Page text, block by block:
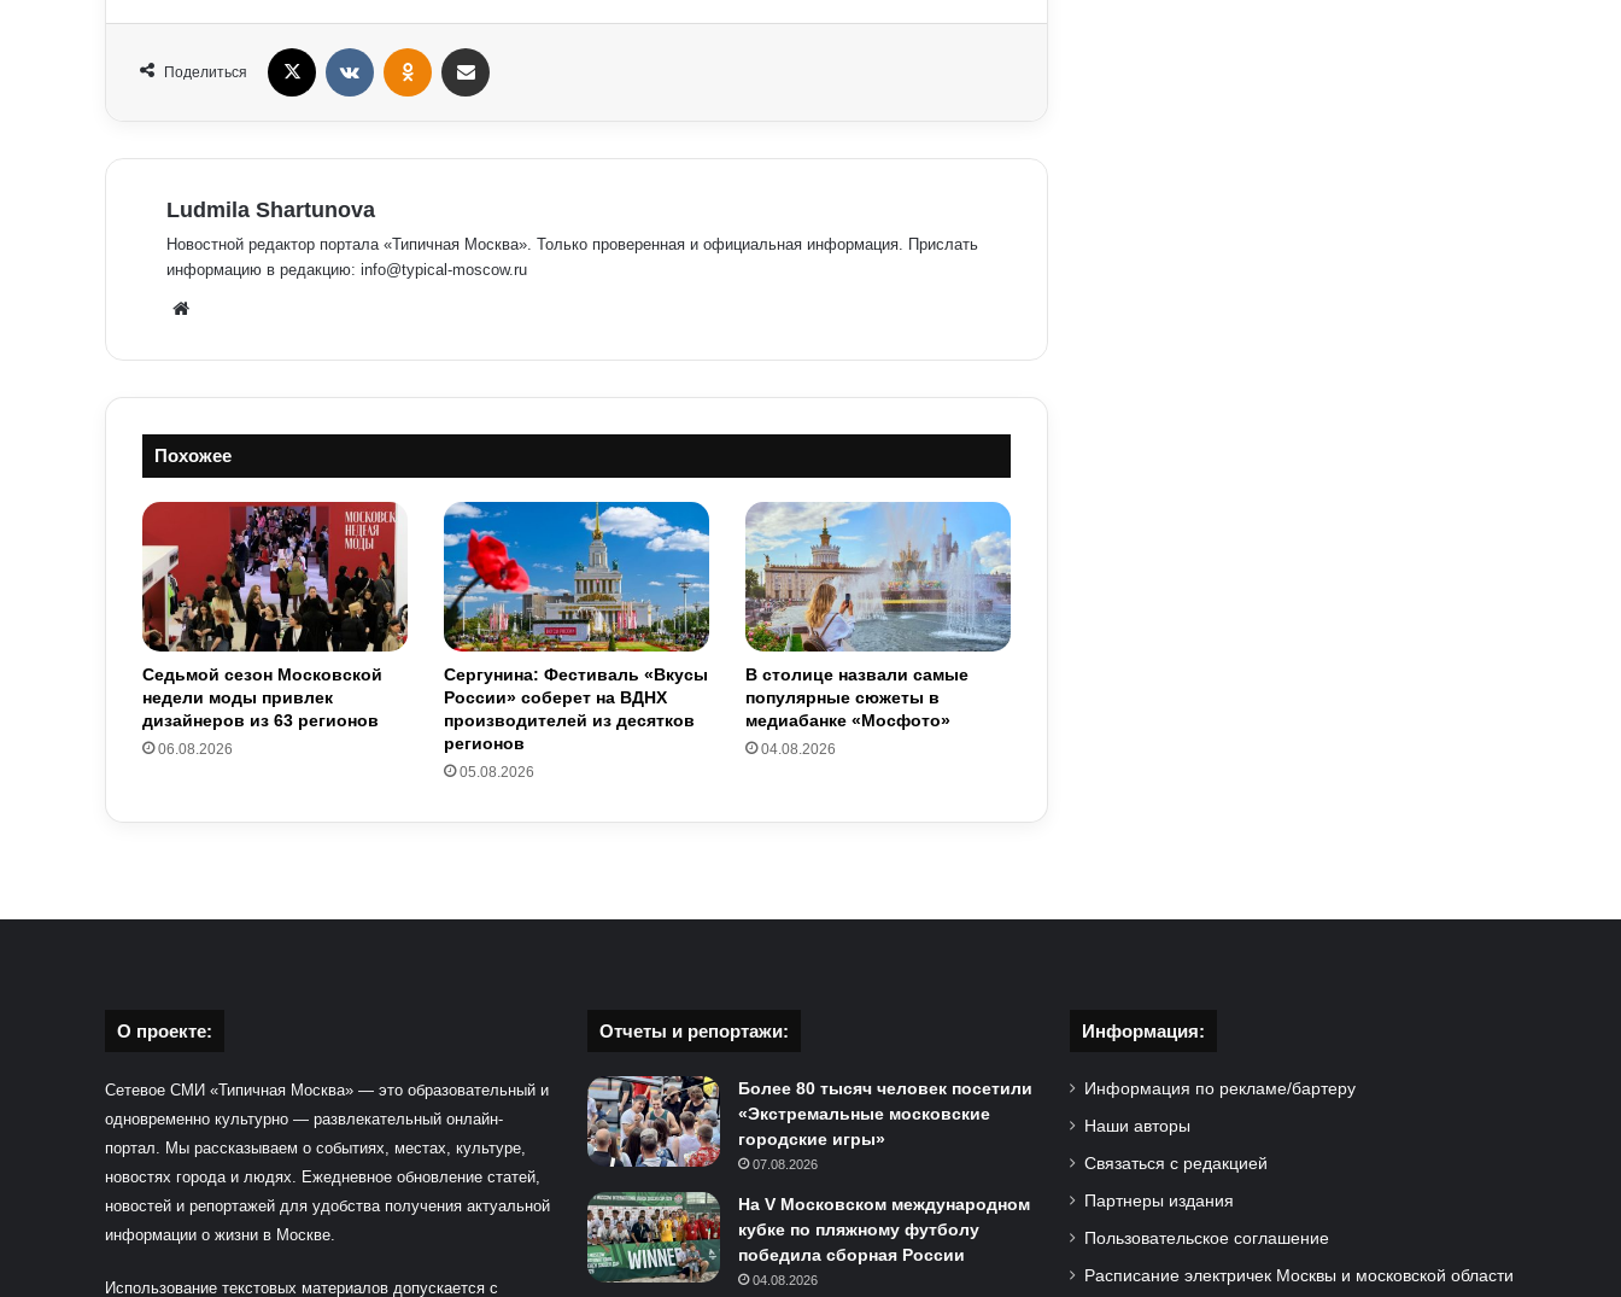
Поделиться
Ludmila Shartunova
Новостной редактор портала «Типичная Москва». Только проверенная и официальная информация. Прислать
информацию в редакцию: info@typical-moscow.ru
e
Похожее
Седьмой сезон Московской
недели моды привлек
дизайнеров из 63 регионов
06.08.2026
Сергунина: Фестиваль «Вкусы
России» соберет на ВДНХ
производителей из десятков
регионов
05.08.2026
В столице назвали самые
популярные сюжеты в
медиабанке «Мосфото»
04.08.2026
О проекте:
Сетевое СМИ «Типичная Москва» — это образовательный и
одновременно культурно — развлекательный онлайн-
портал. Мы рассказываем о событиях, местах, культуре,
новостях города и людях. Ежедневное обновление статей,
новостей и репортажей для удобства получения актуальной
информации о жизни в Москве.
Использование текстовых материалов допускается с
Отчеты и репортажи:
Более 80 тысяч человек посетили
«Экстремальные московские
городские игры»
07.08.2026
На V Московском международном
кубке по пляжному футболу
победила сборная России
04.08.2026
Информация:
Информация по рекламе/бартеру
Наши авторы
Связаться с редакцией
Партнеры издания
Пользовательское соглашение
Расписание электричек Москвы и московской области